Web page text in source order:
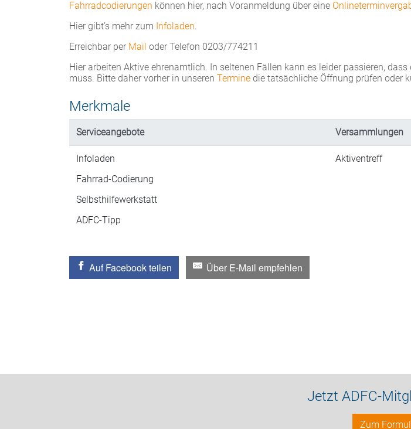
Fahrradcodierungen können hier, nach Voranmeldung über eine
Hier gibt’s mehr zum Infoladen.
Erreichbar per Mail oder Telefon 0203/774211
Hier arbeiten Aktive ehrenamtlich. In seltenen Fällen kann es leider passieren,
muss. Bitte daher vorher in unseren Termine die tatsächliche Öffnung prüfen oder
Merkmale
Serviceangebote Versammlungen
Infoladen
Fahrrad-Codierung
Selbsthilfewerkstatt
ADFC-Tipp
Aktiventreff
Auf Facebook teilen Über E-Mail empfehlen
Jetzt ADFC-
Zum